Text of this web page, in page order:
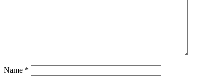
Name *